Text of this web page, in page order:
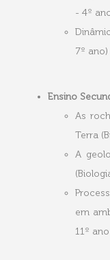
- 4º
7º ano)
Ensino
As
Terra
A
em
11º ano